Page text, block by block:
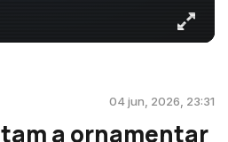
04 jun, 2026, 23:31
a ornamentar